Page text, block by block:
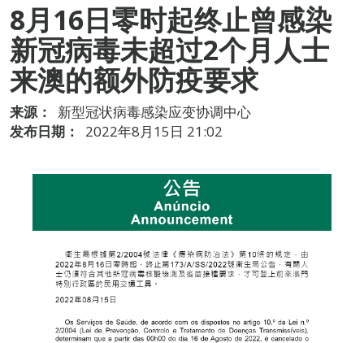
8月16日零时起终止曾感染
新冠病毒未超过2个月人士
来澳的额外防疫要求
来源：
新型冠状病毒感染应变协调中心
发布日期：
2022年8月15日 21:02